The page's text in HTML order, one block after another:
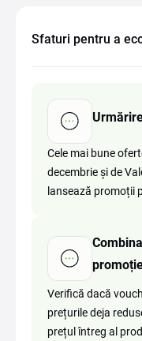
Sfaturi pentru a
Cele mai bune
decembrie și de
lansează promoții
Verifică dacă
prețurile deja
prețul întreg al